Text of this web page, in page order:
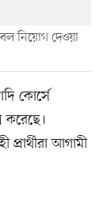
নিয়োগ দেওয়া
কোর্সে
করেছে।
আগামী